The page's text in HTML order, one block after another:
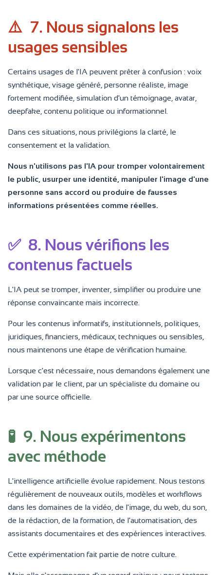
⚠️ 7. Nous signalons les
usages sensibles
Certains usages de l'IA peuvent prêter à confusion : voix
synthétique, visage généré, personne réaliste, image
fortement modifiée, simulation d'un témoignage, avatar,
deepfake, contenu politique ou informationnel.
Dans ces situations, nous privilégions la clarté, le
consentement et la validation.
Nous n'utilisons pas l'IA pour tromper volontairement
le public, usurper une identité, manipuler l'image d'une
personne sans accord ou produire de fausses
informations présentées comme réelles.
✅ 8. Nous vérifions les
contenus factuels
L'IA peut se tromper, inventer, simplifier ou produire une
réponse convaincante mais incorrecte.
Pour les contenus informatifs, institutionnels, politiques,
juridiques, financiers, médicaux, techniques ou sensibles,
nous maintenons une étape de vérification humaine.
Lorsque c'est nécessaire, nous demandons également une
validation par le client, par un spécialiste du domaine ou
par une source officielle.
🧪 9. Nous expérimentons
avec méthode
L'intelligence artificielle évolue rapidement. Nous testons
régulièrement de nouveaux outils, modèles et workflows
dans les domaines de la vidéo, de l'image, du web, du son,
de la rédaction, de la formation, de l'automatisation, des
assistants documentaires et des expériences interactives.
Cette expérimentation fait partie de notre culture.